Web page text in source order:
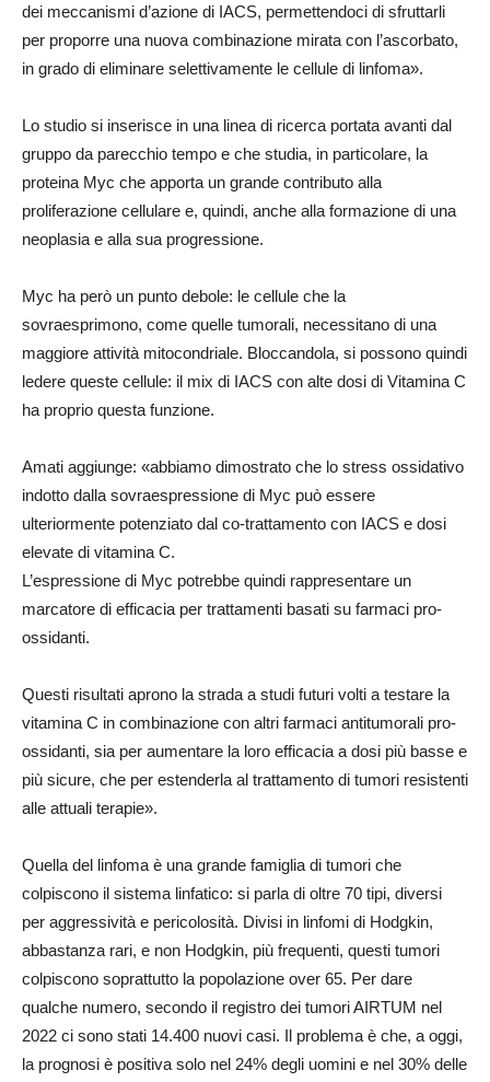
dei meccanismi d’azione di IACS, permettendoci di sfruttarli
per proporre una nuova combinazione mirata con l’ascorbato,
in grado di eliminare selettivamente le cellule di linfoma».
Lo studio si inserisce in una linea di ricerca portata avanti dal
gruppo da parecchio tempo e che studia, in particolare, la
proteina Myc che apporta un grande contributo alla
proliferazione cellulare e, quindi, anche alla formazione di una
neoplasia e alla sua progressione.
Myc ha però un punto debole: le cellule che la
sovraesprimono, come quelle tumorali, necessitano di una
maggiore attività mitocondriale. Bloccandola, si possono quindi
ledere queste cellule: il mix di IACS con alte dosi di Vitamina C
ha proprio questa funzione.
Amati aggiunge: «abbiamo dimostrato che lo stress ossidativo
indotto dalla sovraespressione di Myc può essere
ulteriormente potenziato dal co-trattamento con IACS e dosi
elevate di vitamina C.
L’espressione di Myc potrebbe quindi rappresentare un
marcatore di efficacia per trattamenti basati su farmaci pro-
ossidanti.
Questi risultati aprono la strada a studi futuri volti a testare la
vitamina C in combinazione con altri farmaci antitumorali pro-
ossidanti, sia per aumentare la loro efficacia a dosi più basse e
più sicure, che per estenderla al trattamento di tumori resistenti
alle attuali terapie».
Quella del linfoma è una grande famiglia di tumori che
colpiscono il sistema linfatico: si parla di oltre 70 tipi, diversi
per aggressività e pericolosità. Divisi in linfomi di Hodgkin,
abbastanza rari, e non Hodgkin, più frequenti, questi tumori
colpiscono soprattutto la popolazione over 65. Per dare
qualche numero, secondo il registro dei tumori AIRTUM nel
2022 ci sono stati 14.400 nuovi casi. Il problema è che, a oggi,
la prognosi è positiva solo nel 24% degli uomini e nel 30% delle